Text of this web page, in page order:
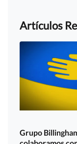
Artículos
Grupo